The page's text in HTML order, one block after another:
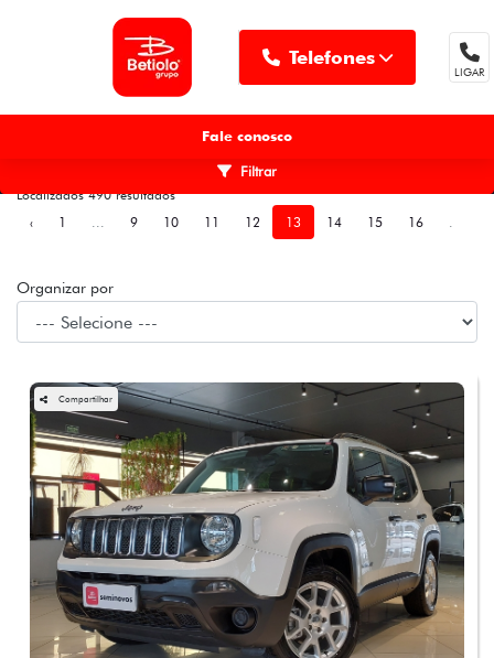
Telefones
LIGAR
Fale conosco
Localizados 490 resultados
‹
1 ... 9 10 11 12 13 14 15 16 ...
Filtrar
Organizar por
Compartilhar